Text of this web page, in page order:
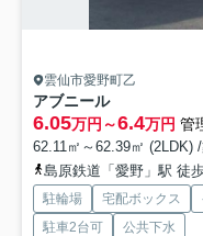
雲仙市愛野町乙
アブニール
6.05万円～6.4万円 管
62.11㎡～62.39㎡ (2LDK)
島原鉄道「愛野」駅 徒
駐輪場 宅配ボックス
駐車2台可
公共下水